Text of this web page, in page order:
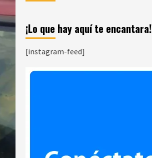
¡Lo que hay aquí te encantara!
[instagram-feed]